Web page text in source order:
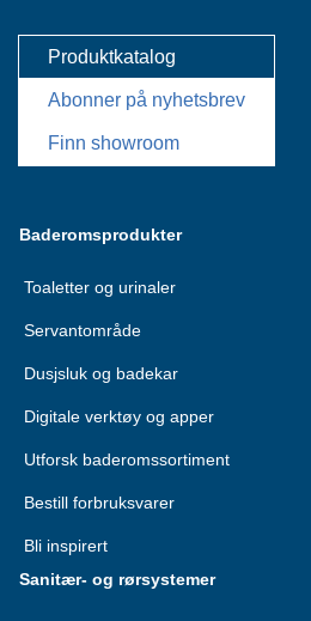
Produktkatalog
Abonner på nyhetsbrev
Finn showroom
Baderomsprodukter
Toaletter og urinaler
Servantområde
Dusjsluk og badekar
Digitale verktøy og apper
Utforsk baderomssortiment
Bestill forbruksvarer
Bli inspirert
Sanitær- og rørsystemer